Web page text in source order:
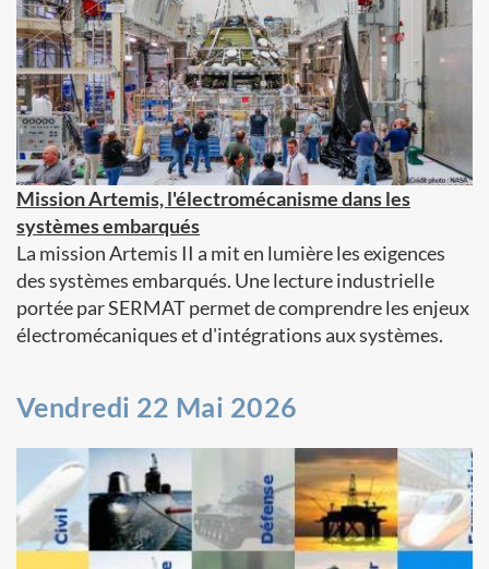
Mission Artemis, l'électromécanisme dans les
systèmes embarqués
La mission Artemis II a mit en lumière les exigences
des systèmes embarqués. Une lecture industrielle
portée par SERMAT permet de comprendre les enjeux
électromécaniques et d'intégrations aux systèmes.
Vendredi 22 Mai 2026